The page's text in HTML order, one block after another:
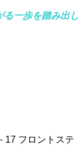
る一歩を踏み出し
17 フロントステ